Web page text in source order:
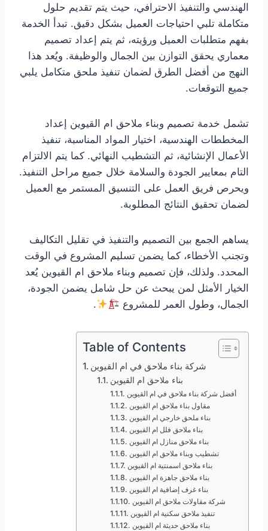
الهندسي والتنفيذ الاحترافي، حيث يتم تقديم حلول
متكاملة تلبي احتياجات العميل بشكل دقيق. تبدأ الخدمة
بفهم متطلبات العميل ورؤيته، ثم يتم إعداد تصميم
معماري يحقق التوازن بين الجمال والوظيفة. ويُعد هذا
النهج من أفضل الطرق لضمان تنفيذ ملحق متكامل يلبي
جميع التوقعات.
تشمل خدمة تصميم وبناء ملاحق ام القيوين إعداد
المخططات الهندسية، اختيار المواد المناسبة، تنفيذ
الأعمال الإنشائية، ثم التشطيب النهائي. كما يتم الالتزام
التام بمعايير الجودة والسلامة خلال جميع مراحل التنفيذ.
ويحرص فريق العمل على التنسيق المستمر مع العميل
لضمان تحقيق النتائج المطلوبة.
يساهم الجمع بين التصميم والتنفيذ في تقليل التكاليف
وتجنب الأخطاء، كما يضمن تسليم المشروع في الوقت
المحدد. ولذلك، فإن تصميم وبناء ملاحق ام القيوين يُعد
الخيار الأمثل لمن يبحث عن حل شامل يضمن الجودة،
الجمال، وطول العمر للمشروع
.
Table of Contents
شركة بناء ملاحق في ام القيوين
بناء ملاحق ام القيوين
أفضل شركة بناء ملاحق في ام القيوين
مقاول بناء ملاحق ام القيوين
بناء ملحق خارجي ام القيوين
بناء ملاحق فلل ام القيوين
بناء ملاحق منازل ام القيوين
تشطيب وبناء ملاحق ام القيوين
بناء ملاحق اسمنتية ام القيوين
بناء ملاحق جاهزة ام القيوين
بناء غرف إضافية ام القيوين
شركة مقاولات ملاحق ام القيوين
تنفيذ ملاحق سكنية ام القيوين
بناء ملاحق حديثة ام القيوين